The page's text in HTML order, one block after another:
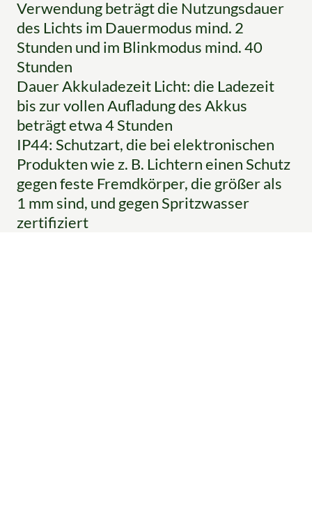
Verwendung beträgt die Nutzungsdauer
des Lichts im Dauermodus mind. 2
Stunden und im Blinkmodus mind. 40
Stunden
Dauer Akkuladezeit Licht: die Ladezeit
bis zur vollen Aufladung des Akkus
beträgt etwa 4 Stunden
IP44: Schutzart, die bei elektronischen
Produkten wie z. B. Lichtern einen Schutz
gegen feste Fremdkörper, die größer als
1 mm sind, und gegen Spritzwasser
zertifiziert